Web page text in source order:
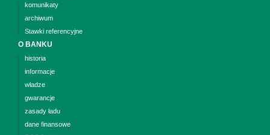
komunikaty
archiwum
Stawki referencyjne
O BANKU
historia
informacje
władze
gwarancje
zasady ładu
dane finansowe